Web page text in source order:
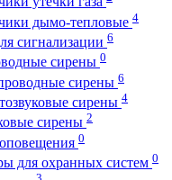
дымо-тепловые 4
сигнализации 6
сирены 0
сирены 6
сирены 4
сирены 2
0
для охранных систем 0